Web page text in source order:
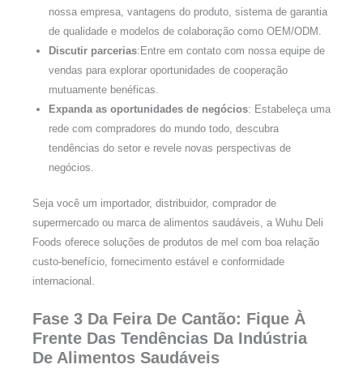
nossa empresa, vantagens do produto, sistema de garantia
de qualidade e modelos de colaboração como OEM/ODM.
Discutir parcerias:Entre em contato com nossa equipe de
vendas para explorar oportunidades de cooperação
mutuamente benéficas.
Expanda as oportunidades de negócios: Estabeleça uma
rede com compradores do mundo todo, descubra
tendências do setor e revele novas perspectivas de
negócios.
Seja você um importador, distribuidor, comprador de
supermercado ou marca de alimentos saudáveis, a Wuhu Deli
Foods oferece soluções de produtos de mel com boa relação
custo-benefício, fornecimento estável e conformidade
internacional.
Fase 3 Da Feira De Cantão: Fique À
Frente Das Tendências Da Indústria
De Alimentos Saudáveis